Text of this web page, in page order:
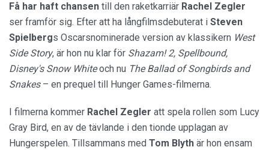
Få har haft chansen till den raketkarriär Rachel Zegler
ser framför sig. Efter att ha långfilmsdebuterat i Steven
Spielbergs Oscarsnominerade version av klassikern West
Side Story, är hon nu klar för Shazam! 2, Spellbound,
Disney's Snow Whiteoch nu The Ballad of Songbirds and
Snakes – en prequel till Hunger Games-filmerna.
I filmerna kommer Rachel Zegler att spela rollen som Lucy
Gray Bird, en av de tävlande i den tionde upplagan av
Hungerspelen. Tillsammans med Tom Blyth är hon ensam